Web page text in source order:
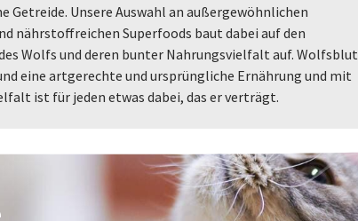
Getreide. Unsere Auswahl an außergewöhnlichen
nährstoffreichen Superfoods baut dabei auf den
Wolfs und deren bunter Nahrungsvielfalt auf. Wolfsblut
eine artgerechte und ursprüngliche Ernährung und mit
ist für jeden etwas dabei, das er verträgt.